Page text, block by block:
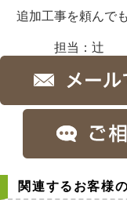
追加工事を頼んで
担当：辻
関連するお客様